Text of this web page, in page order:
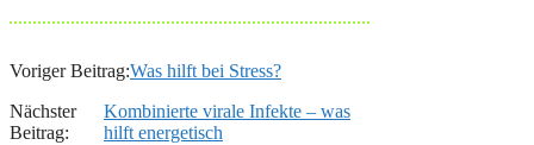
Voriger Beitrag:Was hilft bei Stress?
Nächster
Beitrag:
Kombinierte virale Infekte – was
hilft energetisch